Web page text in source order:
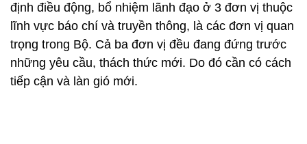
định điều động, bổ nhiệm lãnh đạo ở 3 đơn vị thuộc
lĩnh vực báo chí và truyền thông, là các đơn vị quan
trọng trong Bộ. Cả ba đơn vị đều đang đứng trước
những yêu cầu, thách thức mới. Do đó cần có cách
tiếp cận và làn gió mới.